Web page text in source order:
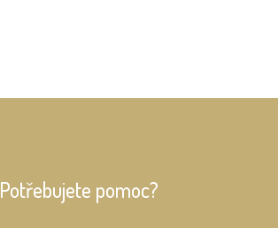
Potřebujete pomoc?